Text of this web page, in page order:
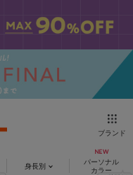
ブランド
身長別
パーソナル
カラー